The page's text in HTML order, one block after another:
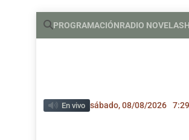
Saltar
PROGRAMACIÓNRADIO NOVELAS
En vivo sábado, 08/08/2026